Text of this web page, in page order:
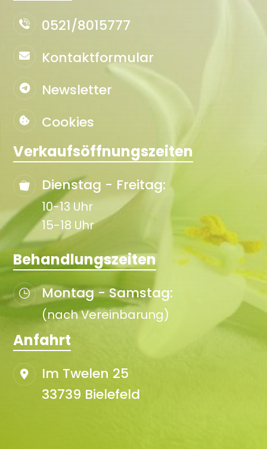
0521/8015777
Kontaktformular
Newsletter
Cookies
Verkaufsöffnungszeiten
Dienstag - Freitag:
10-13 Uhr
15-18 Uhr
Behandlungszeiten
Montag - Samstag:
(nach Vereinbarung)
Anfahrt
Im Twelen 25
33739 Bielefeld